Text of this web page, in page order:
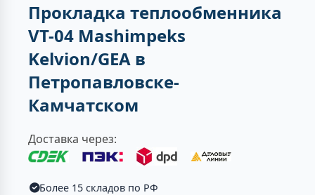
Прокладка теплообменника
VT-04 Mashimpeks
Kelvion/GEA в
Петропавловске-
Камчатском
Доставка через:
Более 15 складов по РФ